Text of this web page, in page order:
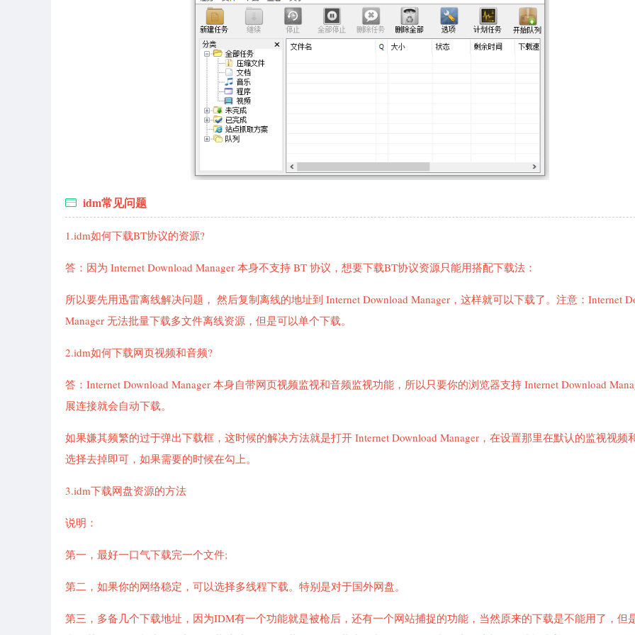
idm常见问题
1.idm如何下载BT协议的资源?
答：因为 Internet Download Manager 本身不支持 BT 协议，想要下载BT协议资源只能用搭配下载法：
所以要先用迅雷离线解决问题， 然后复制离线的地址到 Internet Download Manager，这样就可以下载了。注意：Internet
Manager 无法批量下载多文件离线资源，但是可以单个下载。
2.idm如何下载网页视频和音频?
答：Internet Download Manager 本身自带网页视频监视和音频监视功能，所以只要你的浏览器支持 Internet Download
展连接就会自动下载。
如果嫌其频繁的过于弹出下载框，这时候的解决方法就是打开 Internet Download Manager，在设置那里在默认的监视视频
选择去掉即可，如果需要的时候在勾上。
3.idm下载网盘资源的方法
说明：
第一，最好一口气下载完一个文件;
第二，如果你的网络稳定，可以选择多线程下载。特别是对于国外网盘。
第三，多备几个下载地址，因为IDM有一个功能就是被枪后，还有一个网站捕捉的功能，当然原来的下载是不能用了，但